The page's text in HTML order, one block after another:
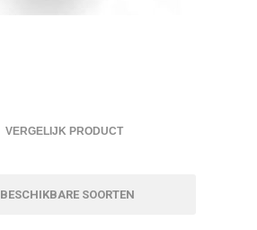
VERGELIJK PRODUCT
BESCHIKBARE SOORTEN